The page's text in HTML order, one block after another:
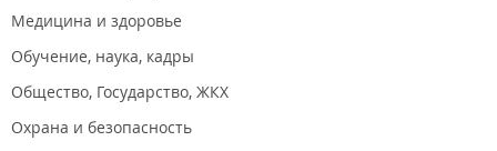
Медицина и здоровье
Обучение, наука, кадры
Общество, Государство, ЖКХ
Охрана и безопасность